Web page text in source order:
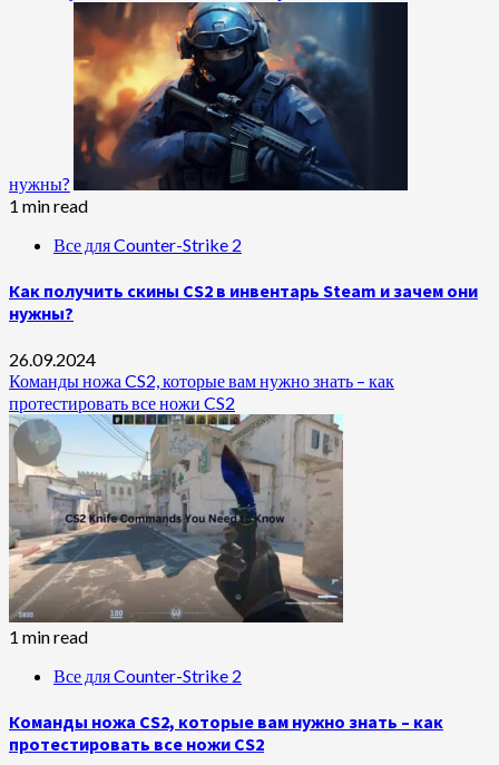
нужны?
1 min read
Все для Counter-Strike 2
Как получить скины CS2 в инвентарь Steam и зачем они
нужны?
26.09.2024
Команды ножа CS2, которые вам нужно знать – как
протестировать все ножи CS2
1 min read
Все для Counter-Strike 2
Команды ножа CS2, которые вам нужно знать – как
протестировать все ножи CS2